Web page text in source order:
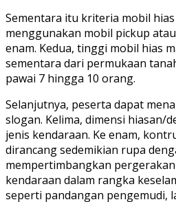
Sementara itu kriteria mobil
menggunakan mobil pickup
enam. Kedua, tinggi mobil hias
sementara dari permukaan
pawai 7 hingga 10 orang.
Selanjutnya, peserta dapat
slogan. Kelima, dimensi hiasan/
jenis kendaraan. Ke enam,
dirancang sedemikian rupa
mempertimbangkan
kendaraan dalam rangka
seperti pandangan pengemudi,